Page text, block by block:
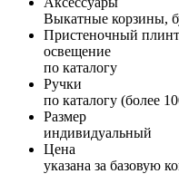
Выкатные корзины,
Пристеночный
освещение
по каталогу
Ручки
по каталогу (более
Размер
индивидуальный
Цена
указана за базовую